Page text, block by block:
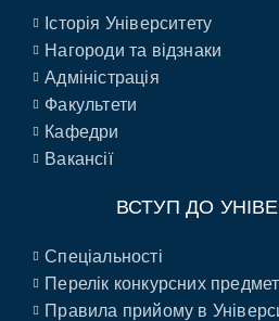
Історія Університету
Нагороди та відзнаки
Адміністрація
Факультети
Кафедри
Вакансії
ВСТУП ДО
Спеціальності
Перелік конкурсних
Правила прийому в